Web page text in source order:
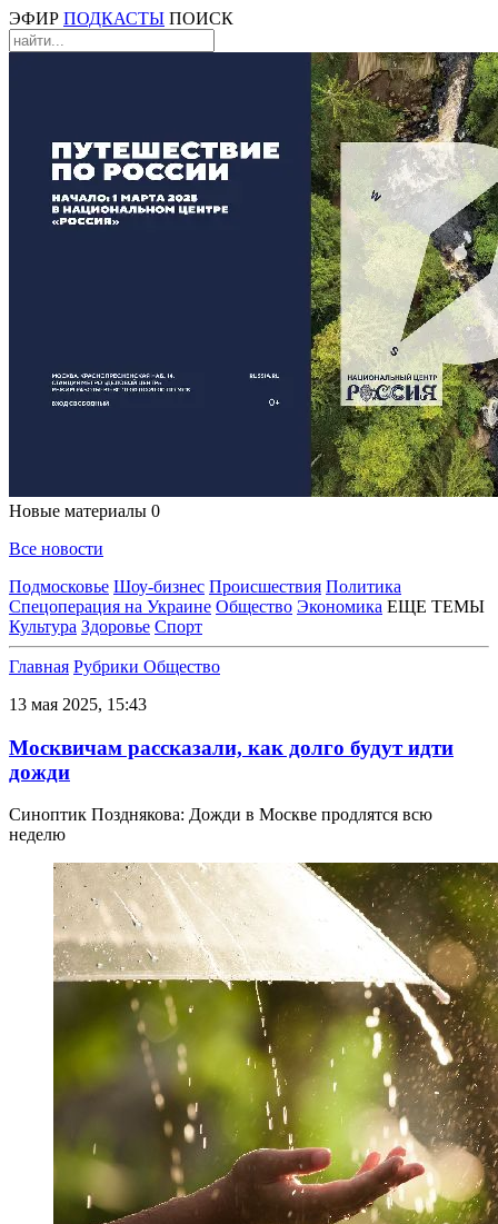
ЭФИР ПОДКАСТЫ ПОИСК
Новые материалы 0
Все новости
Подмосковье Шоу-бизнес Происшествия Политика
Спецоперация на Украине Общество Экономика ЕЩЕ ТЕМЫ
Культура Здоровье Спорт
Главная Рубрики Общество
13 мая 2025, 15:43
Москвичам рассказали, как долго будут идти
дожди
Синоптик Позднякова: Дожди в Москве продлятся всю
неделю